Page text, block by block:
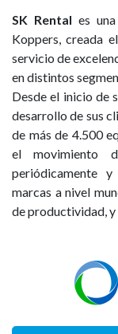
SK Rental es
Koppers, creada
servicio de
en distintos
Desde el inicio de
desarrollo de sus
de más de 4.500
el movimiento
periódicamente
marcas a nivel
de productividad,